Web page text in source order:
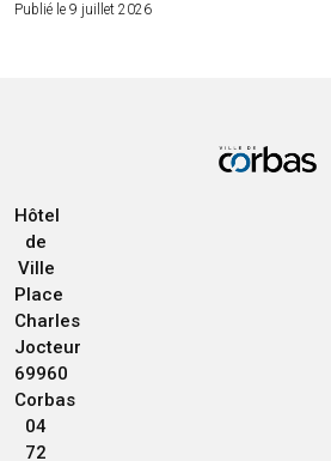
Publié le 9 juillet 2026
Hôtel
de
Ville
Place
Charles
Jocteur
69960
Corbas
04
72